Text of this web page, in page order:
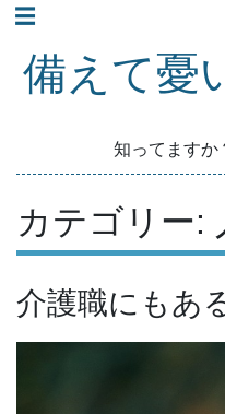
コ☰
備えて憂
知ってますか
カテゴリー:
介護職にもあ